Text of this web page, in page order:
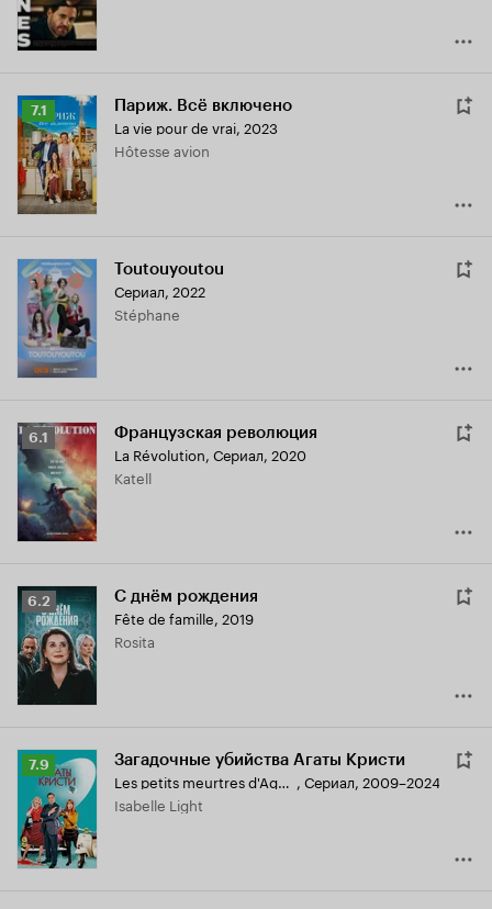
Рейтинг
Кинопоиска
7.1
7.1 Париж. Всё включено
La vie pour de vrai, 2023
Hôtesse avion
Toutouyoutou
Сериал, 2022
Stéphane
Рейтинг
Кинопоиска
6.1
6.1 Французская революция
La Révolution, Сериал, 2020
Katell
Рейтинг
Кинопоиска
6.2
6.2 С днём рождения
Fête de famille, 2019
Rosita
Рейтинг
Кинопоиска
7.9
7.9 Загадочные убийства Агаты Кристи
Les petits meurtres d'Agatha Christie , Сериал, 2009–2024
Isabelle Light